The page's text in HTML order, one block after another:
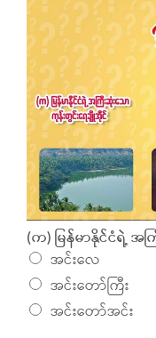
(က) မြန်မာနိုင်ငံရဲ့ အ
အင်းလေ
အင်းတော်ကြီး
အင်းတော်အင်း